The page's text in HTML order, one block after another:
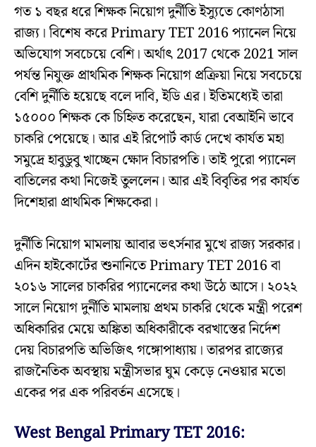
গত ১ বছর ধরে শিক্ষক নিয়োগ দুর্নীতি ইস্যুতে কোণঠাসা
রাজ্য। বিশেষ করে Primary TET 2016 প্যানেল নিয়ে
অভিযোগ সবচেয়ে বেশি। অর্থাৎ 2017 থেকে 2021 সাল
পর্যন্ত নিযুক্ত প্রাথমিক শিক্ষক নিয়োগ প্রক্রিয়া নিয়ে সবচেয়ে
বেশি দুর্নীতি হয়েছে বলে দাবি, ইডি এর। ইতিমধ্যেই তারা
১৫০০০ শিক্ষক কে চিহ্নিত করেছেন, যারা বেআইনি ভাবে
চাকরি পেয়েছে। আর এই রিপোর্ট কার্ড দেখে কার্যত মহা
সমুদ্রে হাবুডুবু খাচ্ছেন ক্ষোদ বিচারপতি। তাই পুরো প্যানেল
বাতিলের কথা নিজেই তুললেন। আর এই বিবৃতির পর কার্যত
দিশেহারা প্রাথমিক শিক্ষকেরা।
দুর্নীতি নিয়োগ মামলায় আবার ভৎর্সনার মুখে রাজ্য সরকার।
এদিন হাইকোর্টের শুনানিতে Primary TET 2016 বা
২০১৬ সালের চাকরির প্যানেলের কথা উঠে আসে। ২০২২
সালে নিয়োগ দুর্নীতি মামলায় প্রথম চাকরি থেকে মন্ত্রী পরেশ
অধিকারির মেয়ে অঙ্কিতা অধিকারীকে বরখাস্তের নির্দেশ
দেয় বিচারপতি অভিজিৎ গঙ্গোপাধ্যায়। তারপর রাজ্যের
রাজনৈতিক অবস্থায় মন্ত্রীসভার ঘুম কেড়ে নেওয়ার মতো
একের পর এক পরিবর্তন এসেছে।
West Bengal Primary TET 2016: